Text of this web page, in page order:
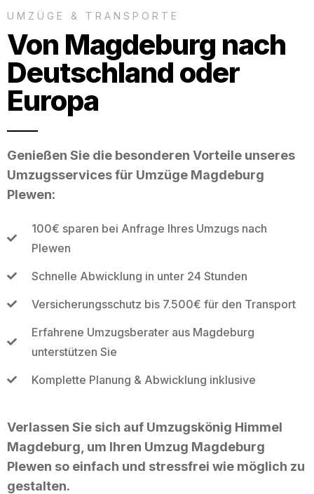
UMZÜGE & TRANSPORTE
Von Magdeburg nach
Deutschland oder
Europa
Genießen Sie die besonderen Vorteile unseres
Umzugsservices für Umzüge Magdeburg
Plewen:
100€ sparen bei Anfrage Ihres Umzugs nach
Plewen
Schnelle Abwicklung in unter 24 Stunden
Versicherungsschutz bis 7.500€ für den Transport
Erfahrene Umzugsberater aus Magdeburg
unterstützen Sie
Komplette Planung & Abwicklung inklusive
Verlassen Sie sich auf Umzugskönig Himmel
Magdeburg, um Ihren Umzug Magdeburg
Plewen so einfach und stressfrei wie möglich zu
gestalten.